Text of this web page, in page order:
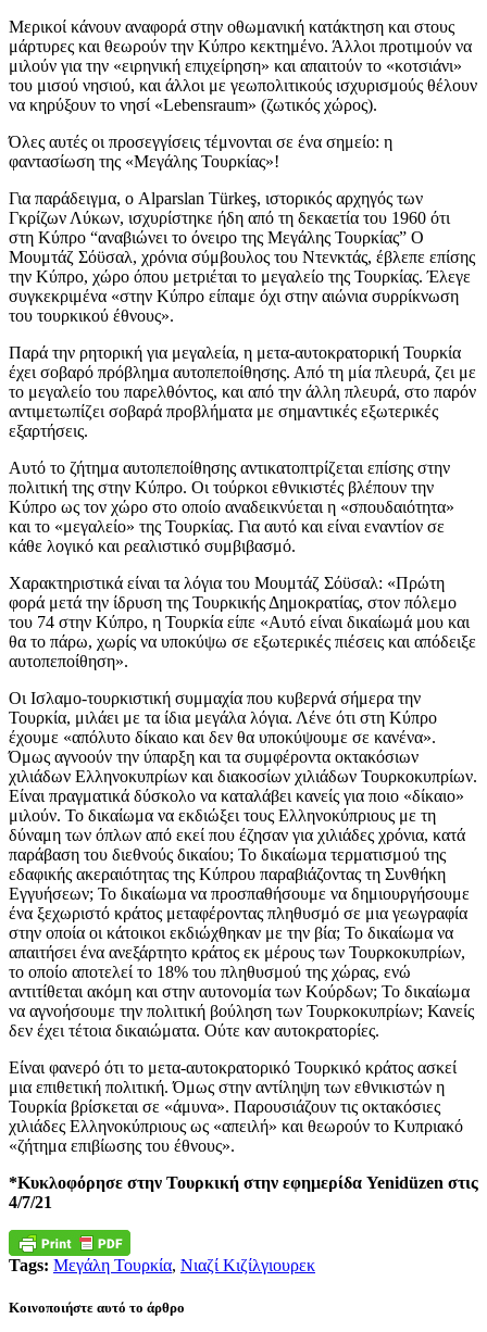
Μερικοί κάνουν αναφορά στην οθωμανική κατάκτηση και στους
μάρτυρες και θεωρούν την Κύπρο κεκτημένο. Άλλοι προτιμούν να
μιλούν για την «ειρηνική επιχείρηση» και απαιτούν το «κοτσιάνι»
του μισού νησιού, και άλλοι με γεωπολιτικούς ισχυρισμούς θέλουν
να κηρύξουν το νησί «Lebensraum» (ζωτικός χώρος).
Όλες αυτές οι προσεγγίσεις τέμνονται σε ένα σημείο: η
φαντασίωση της «Μεγάλης Τουρκίας»!
Για παράδειγμα, ο Alparslan Türkeş, ιστορικός αρχηγός των
Γκρίζων Λύκων, ισχυρίστηκε ήδη από τη δεκαετία του 1960 ότι
στη Κύπρο “αναβιώνει το όνειρο της Μεγάλης Τουρκίας” Ο
Μουμτάζ Σόϋσαλ, χρόνια σύμβουλος του Ντενκτάς, έβλεπε επίσης
την Κύπρο, χώρο όπου μετριέται το μεγαλείο της Τουρκίας. Έλεγε
συγκεκριμένα «στην Κύπρο είπαμε όχι στην αιώνια συρρίκνωση
του τουρκικού έθνους».
Παρά την ρητορική για μεγαλεία, η μετα-αυτοκρατορική Τουρκία
έχει σοβαρό πρόβλημα αυτοπεποίθησης. Από τη μία πλευρά, ζει με
το μεγαλείο του παρελθόντος, και από την άλλη πλευρά, στο παρόν
αντιμετωπίζει σοβαρά προβλήματα με σημαντικές εξωτερικές
εξαρτήσεις.
Αυτό το ζήτημα αυτοπεποίθησης αντικατοπτρίζεται επίσης στην
πολιτική της στην Κύπρο. Οι τούρκοι εθνικιστές βλέπουν την
Κύπρο ως τον χώρο στο οποίο αναδεικνύεται η «σπουδαιότητα»
και το «μεγαλείο» της Τουρκίας. Για αυτό και είναι εναντίον σε
κάθε λογικό και ρεαλιστικό συμβιβασμό.
Χαρακτηριστικά είναι τα λόγια του Μουμτάζ Σόϋσαλ: «Πρώτη
φορά μετά την ίδρυση της Τουρκικής Δημοκρατίας, στον πόλεμο
του 74 στην Κύπρο, η Τουρκία είπε «Αυτό είναι δικαίωμά μου και
θα το πάρω, χωρίς να υποκύψω σε εξωτερικές πιέσεις και απόδειξε
αυτοπεποίθηση».
Οι Ισλαμο-τουρκιστική συμμαχία που κυβερνά σήμερα την
Τουρκία, μιλάει με τα ίδια μεγάλα λόγια. Λένε ότι στη Κύπρο
έχουμε «απόλυτο δίκαιο και δεν θα υποκύψουμε σε κανένα».
Όμως αγνοούν την ύπαρξη και τα συμφέροντα οκτακόσιων
χιλιάδων Ελληνοκυπρίων και διακοσίων χιλιάδων Τουρκοκυπρίων.
Είναι πραγματικά δύσκολο να καταλάβει κανείς για ποιο «δίκαιο»
μιλούν. Το δικαίωμα να εκδιώξει τους Ελληνοκύπριους με τη
δύναμη των όπλων από εκεί που έζησαν για χιλιάδες χρόνια, κατά
παράβαση του διεθνούς δικαίου; Το δικαίωμα τερματισμού της
εδαφικής ακεραιότητας της Κύπρου παραβιάζοντας τη Συνθήκη
Εγγυήσεων; Το δικαίωμα να προσπαθήσουμε να δημιουργήσουμε
ένα ξεχωριστό κράτος μεταφέροντας πληθυσμό σε μια γεωγραφία
στην οποία οι κάτοικοι εκδιώχθηκαν με την βία; Το δικαίωμα να
απαιτήσει ένα ανεξάρτητο κράτος εκ μέρους των Τουρκοκυπρίων,
το οποίο αποτελεί το 18% του πληθυσμού της χώρας, ενώ
αντιτίθεται ακόμη και στην αυτονομία των Κούρδων; Το δικαίωμα
να αγνοήσουμε την πολιτική βούληση των Τουρκοκυπρίων; Κανείς
δεν έχει τέτοια δικαιώματα. Ούτε καν αυτοκρατορίες.
Είναι φανερό ότι το μετα-αυτοκρατορικό Τουρκικό κράτος ασκεί
μια επιθετική πολιτική. Όμως στην αντίληψη των εθνικιστών η
Τουρκία βρίσκεται σε «άμυνα». Παρουσιάζουν τις οκτακόσιες
χιλιάδες Ελληνοκύπριους ως «απειλή» και θεωρούν το Κυπριακό
«ζήτημα επιβίωσης του έθνους».
*Κυκλοφόρησε στην Τουρκική στην εφημερίδα Yenidüzen στις
4/7/21
Tags: Μεγάλη Τουρκία, Νιαζί Κιζίλγιουρεκ
Κοινοποιήστε αυτό το άρθρο